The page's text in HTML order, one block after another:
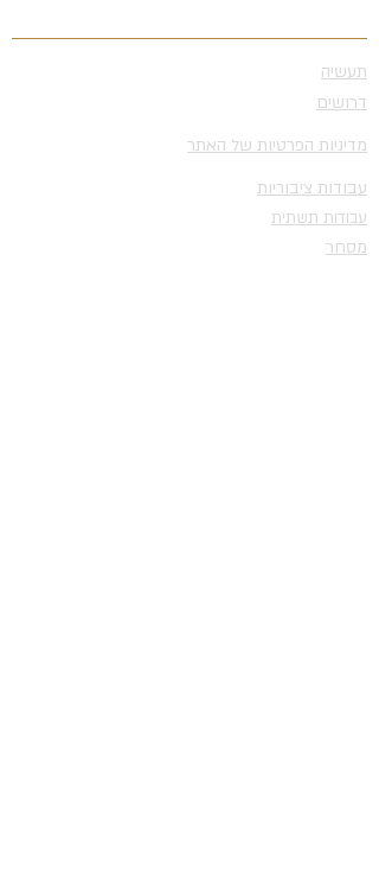
תעשיה
דרושים
מדיניות הפרטיות של האתר
עבודות ציבוריות
עבודות תשתית
מסחר